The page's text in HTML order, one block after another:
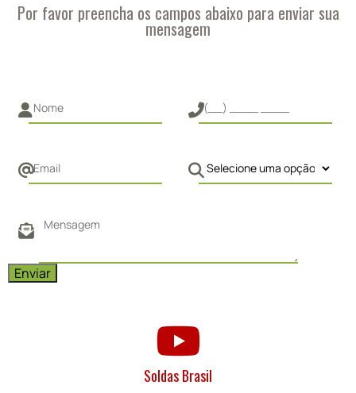
Por favor preencha os campos abaixo para enviar sua
mensagem
Soldas Brasil